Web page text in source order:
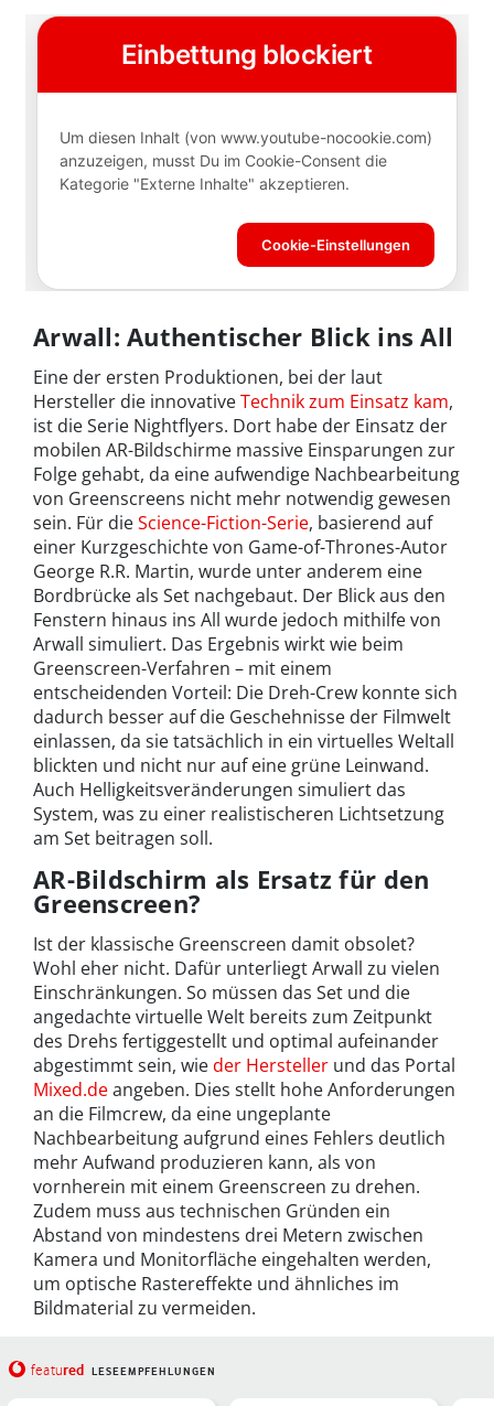
Arwall: Authentischer Blick ins All
Eine der ersten Produktionen, bei der laut
Hersteller die innovativeTechnik zum Einsatz kam,
ist die Serie Nightflyers. Dort habe der Einsatz der
mobilen AR-Bildschirme massive Einsparungen zur
Folge gehabt, da eine aufwendige Nachbearbeitung
von Greenscreens nicht mehr notwendig gewesen
sein. Für dieScience-Fiction-Serie, basierend auf
einer Kurzgeschichte von Game-of-Thrones-Autor
George R.R. Martin, wurde unter anderem eine
Bordbrücke als Set nachgebaut. Der Blick aus den
Fenstern hinaus ins All wurde jedoch mithilfe von
Arwall simuliert. Das Ergebnis wirkt wie beim
Greenscreen-Verfahren – mit einem
entscheidenden Vorteil: Die Dreh-Crew konnte sich
dadurch besser auf die Geschehnisse der Filmwelt
einlassen, da sie tatsächlich in ein virtuelles Weltall
blickten und nicht nur auf eine grüne Leinwand.
Auch Helligkeitsveränderungen simuliert das
System, was zu einer realistischeren Lichtsetzung
am Set beitragen soll.
AR-Bildschirm als Ersatz für den
Greenscreen?
Ist der klassische Greenscreen damit obsolet?
Wohl eher nicht. Dafür unterliegt Arwall zu vielen
Einschränkungen. So müssen das Set und die
angedachte virtuelle Welt bereits zum Zeitpunkt
des Drehs fertiggestellt und optimal aufeinander
abgestimmt sein, wieder Hersteller und das Portal
Mixed.deangeben. Dies stellt hohe Anforderungen
an die Filmcrew, da eine ungeplante
Nachbearbeitung aufgrund eines Fehlers deutlich
mehr Aufwand produzieren kann, als von
vornherein mit einem Greenscreen zu drehen.
Zudem muss aus technischen Gründen ein
Abstand von mindestens drei Metern zwischen
Kamera und Monitorfläche eingehalten werden,
um optische Rastereffekte und ähnliches im
Bildmaterial zu vermeiden.
featured LESEEMPFEHLUNGEN